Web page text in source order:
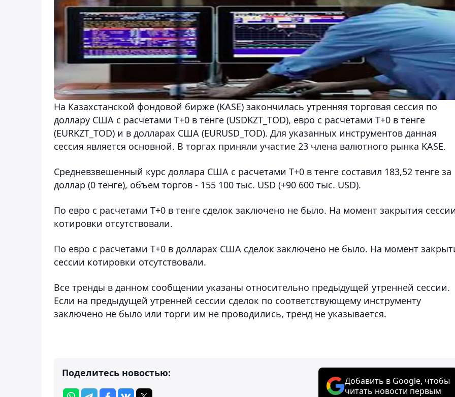
На Казахстанской фондовой бирже (KASE) закончилась утренняя торговая сессия по
доллару США с расчетами Т+0 в тенге (USDKZT_TOD), евро с расчетами T+0 в тенге
(EURKZT_TOD) и в долларах США (EURUSD_TOD). Для указанных инструментов данная
сессия является основной. В торгах приняли участие 23 члена валютного рынка KASE.
Средневзвешенный курс доллара США с расчетами T+0 в тенге составил 183,52 тенге за
доллар (0 тенге), объем торгов - 155 100 тыс. USD (+90 600 тыс. USD).
По евро с расчетами T+0 в тенге сделок заключено не было. На момент закрытия
котировки отсутствовали.
По евро с расчетами T+0 в долларах США сделок заключено не было. На момент
сессии котировки отсутствовали.
Все тренды в данном сообщении указаны относительно предыдущей утренней сессии.
Если на предыдущей утренней сессии сделок по соответствующему инструменту
заключено не было или торги им не проводились, тренд не указывается.
Поделитесь новостью:
Добавить в Google, чтобы
читать новости первым